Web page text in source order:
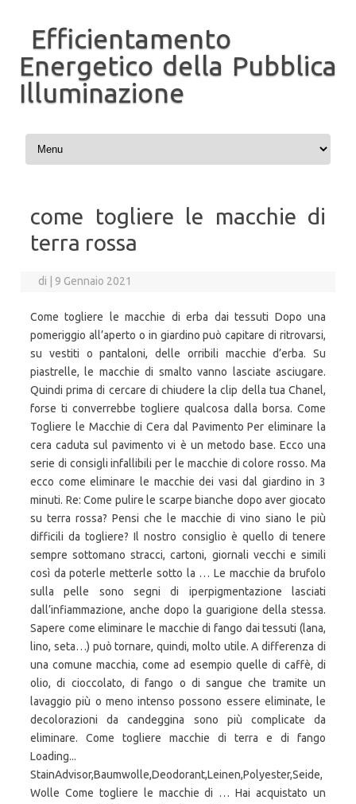
Efficientamento
Energetico della Pubblica
Illuminazione
Vai al contenuto
come togliere le macchie di
terra rossa
di 9 Gennaio 2021
Come togliere le macchie di erba dai tessuti Dopo una
pomeriggio all’aperto o in giardino può capitare di ritrovarsi,
su vestiti o pantaloni, delle orribili macchie d’erba. Su
piastrelle, le macchie di smalto vanno lasciate asciugare.
Quindi prima di cercare di chiudere la clip della tua Chanel,
forse ti converrebbe togliere qualcosa dalla borsa. Come
Togliere le Macchie di Cera dal Pavimento Per eliminare la
cera caduta sul pavimento vi è un metodo base. Ecco una
serie di consigli infallibili per le macchie di colore rosso. Ma
ecco come eliminare le macchie dei vasi dal giardino in 3
minuti. Re: Come pulire le scarpe bianche dopo aver giocato
su terra rossa? Pensi che le macchie di vino siano le più
difficili da togliere? Il nostro consiglio è quello di tenere
sempre sottomano stracci, cartoni, giornali vecchi e simili
così da poterle metterle sotto la … Le macchie da brufolo
sulla pelle sono segni di iperpigmentazione lasciati
dall’infiammazione, anche dopo la guarigione della stessa.
Sapere come eliminare le macchie di fango dai tessuti (lana,
lino, seta…) può tornare, quindi, molto utile. A differenza di
una comune macchia, come ad esempio quelle di caffè, di
olio, di cioccolato, di fango o di sangue che tramite un
lavaggio più o meno intenso possono essere eliminate, le
decolorazioni da candeggina sono più complicate da
eliminare. Come togliere macchie di terra e di fango
Loading...
StainAdvisor,Baumwolle,Deodorant,Leinen,Polyester,Seide,
Wolle Come togliere le macchie di … Hai acquistato un